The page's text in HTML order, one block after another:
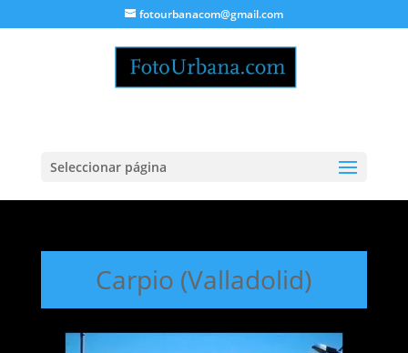
fotourbanacom@gmail.com
Seleccionar página
Carpio (Valladolid)